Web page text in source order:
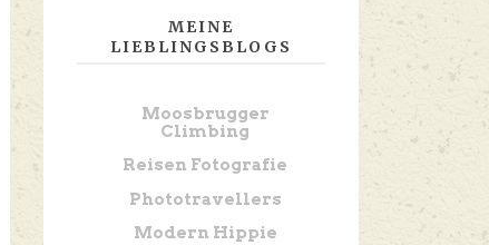
MEINE
LIEBLINGSBLOGS
Moosbrugger
Climbing
Reisen Fotografie
Phototravellers
Modern Hippie